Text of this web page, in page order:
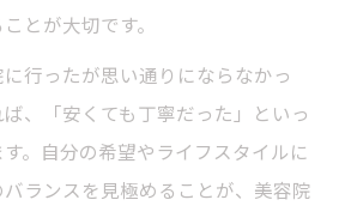
とが大切です。
行ったが思い通りにならなかっ
、「安くても丁寧だった」といっ
。自分の希望やライフスタイルに
ランスを見極めることが、美容院